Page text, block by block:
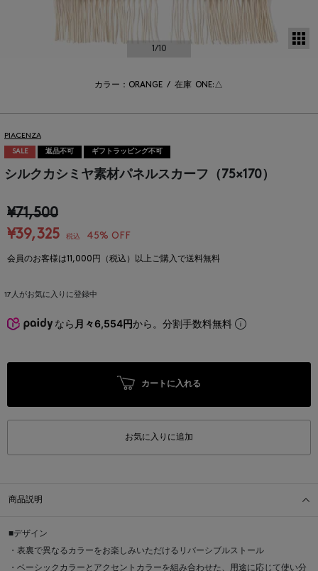
1/10
カラー：ORANGE / 在庫 ONE:△
PIACENZA
SALE 返品不可 ギフトラッピング不可
シルクカシミヤ素材パネルスカーフ（75×170）
¥71,500
¥39,325
税込 45% OFF
会員のお客様は11,000円（税込）以上ご購入で送料無料
17 人がお気に入りに登録中
なら 月々6,554円から。分割手数料無料
カートに入れる
お気に入りに追加
商品説明
■デザイン
・表裏で異なるカラーをお楽しみいただけるリバーシブルストール
・ベーシックカラーとアクセントカラーを組み合わせた、用途に応じて使い分